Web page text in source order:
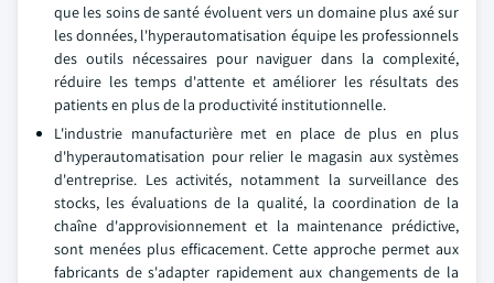
que les soins de santé évoluent vers un domaine plus axé sur
les données, l'hyperautomatisation équipe les professionnels
des outils nécessaires pour naviguer dans la complexité,
réduire les temps d'attente et améliorer les résultats des
patients en plus de la productivité institutionnelle.
L'industrie manufacturière met en place de plus en plus
d'hyperautomatisation pour relier le magasin aux systèmes
d'entreprise. Les activités, notamment la surveillance des
stocks, les évaluations de la qualité, la coordination de la
chaîne d'approvisionnement et la maintenance prédictive,
sont menées plus efficacement. Cette approche permet aux
fabricants de s'adapter rapidement aux changements de la